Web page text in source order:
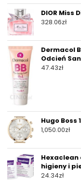
DIOR Miss
328.06zł
Dermacol
Odcień
47.43zł
Hugo Boss
1,050.00zł
higieny i
24.34zł